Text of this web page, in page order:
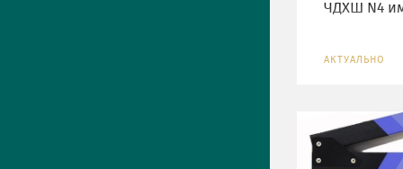
ЧДХШ N4
АКТУАЛЬНО